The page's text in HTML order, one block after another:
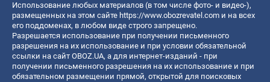
Использование любых материалов (в том числе фото- и видео-),
размещенных на этом сайте https://www.obozrevatel.com и на всех
его поддоменах, в любом виде строго запрещено.
Разрешается использование при получении письменного
разрешения на их использование и при условии обязательной
ссылки на сайт OBOZ.UA, а для интернет-изданий - при
получении письменного разрешения на их использование и при
обязательном размещении прямой, открытой для поисковых